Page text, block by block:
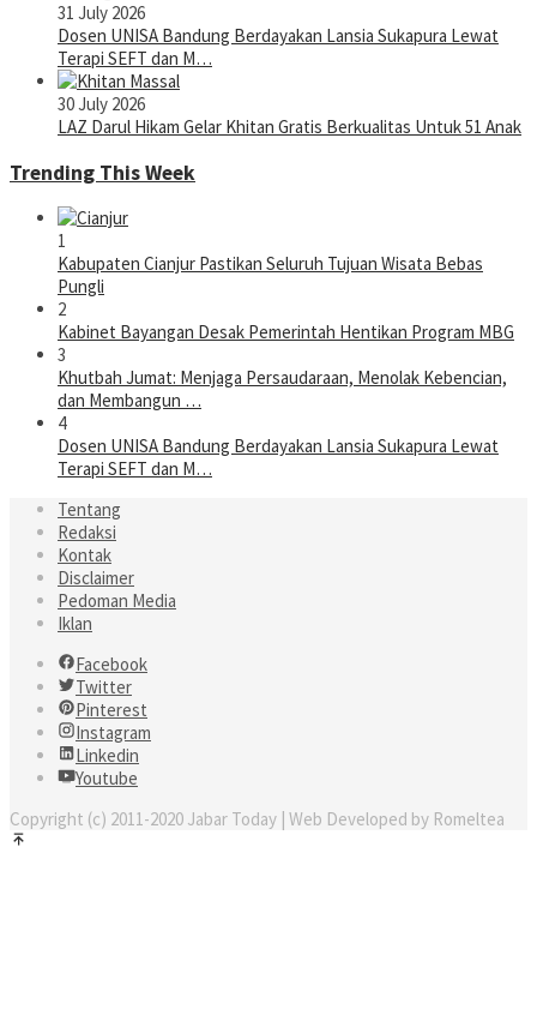
31 July 2026
Dosen UNISA Bandung Berdayakan Lansia Sukapura Lewat
Terapi SEFT dan M…
30 July 2026
LAZ Darul Hikam Gelar Khitan Gratis Berkualitas Untuk 51 Anak
Trending This Week
1
Kabupaten Cianjur Pastikan Seluruh Tujuan Wisata Bebas
Pungli
2
Kabinet Bayangan Desak Pemerintah Hentikan Program MBG
3
Khutbah Jumat: Menjaga Persaudaraan, Menolak Kebencian,
dan Membangun …
4
Dosen UNISA Bandung Berdayakan Lansia Sukapura Lewat
Terapi SEFT dan M…
Tentang
Redaksi
Kontak
Disclaimer
Pedoman Media
Iklan
Facebook
Twitter
Pinterest
Instagram
Linkedin
Youtube
Copyright (c) 2011-2020 Jabar Today | Web Developed by Romeltea